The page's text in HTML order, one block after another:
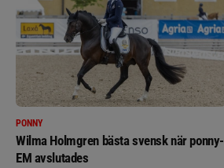
PONNY
Wilma Holmgren bästa svensk när ponny-
EM avslutades